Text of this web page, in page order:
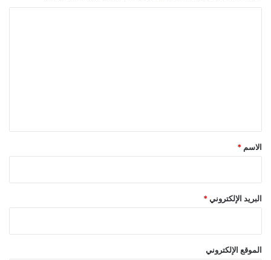
*
الاسم *
البريد الإلكتروني *
الموقع الإلكتروني